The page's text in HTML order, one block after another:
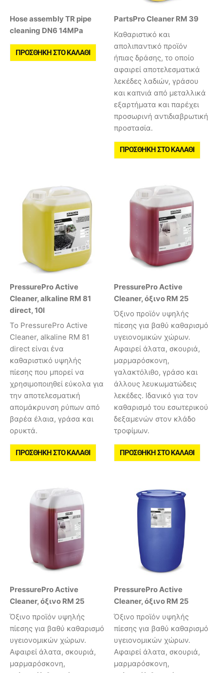
Hose assembly TR pipe
cleaning DN6 14MPa
ΠΡΟΣΘΉΚΗ ΣΤΟ ΚΑΛΆΘΙ
PartsPro Cleaner RM 39
Καθαριστικό και
απολιπαντικό προϊόν
ήπιας δράσης, το οποίο
αφαιρεί αποτελεσματικά
λεκέδες λαδιών, γράσου
και καπνιά από μεταλλικά
εξαρτήματα και παρέχει
προσωρινή αντιδιαβρωτική
προστασία.
ΠΡΟΣΘΉΚΗ ΣΤΟ ΚΑΛΆΘΙ
PressurePro Active
Cleaner, alkaline RM 81
direct, 10l
Το PressurePro Active
Cleaner, alkaline RM 81
direct είναι ένα
καθαριστικό υψηλής
πίεσης που μπορεί να
χρησιμοποιηθεί εύκολα για
την αποτελεσματική
απομάκρυνση ρύπων από
βαρέα έλαια, γράσα και
ορυκτά.
ΠΡΟΣΘΉΚΗ ΣΤΟ ΚΑΛΆΘΙ
PressurePro Active
Cleaner, όξινο RM 25
Όξινο προϊόν υψηλής
πίεσης για βαθύ καθαρισμό
υγειονομικών χώρων.
Αφαιρεί άλατα, σκουριά,
μαρμαρόσκονη,
γαλακτόλιθο, γράσο και
άλλους λευκωματώδεις
λεκέδες. Ιδανικό για τον
καθαρισμό του εσωτερικού
δεξαμενών στον κλάδο
τροφίμων.
ΠΡΟΣΘΉΚΗ ΣΤΟ ΚΑΛΆΘΙ
PressurePro Active
Cleaner, όξινο RM 25
Όξινο προϊόν υψηλής
πίεσης για βαθύ καθαρισμό
υγειονομικών χώρων.
Αφαιρεί άλατα, σκουριά,
μαρμαρόσκονη,
PressurePro Active
Cleaner, όξινο RM 25
Όξινο προϊόν υψηλής
πίεσης για βαθύ καθαρισμό
υγειονομικών χώρων.
Αφαιρεί άλατα, σκουριά,
μαρμαρόσκονη,